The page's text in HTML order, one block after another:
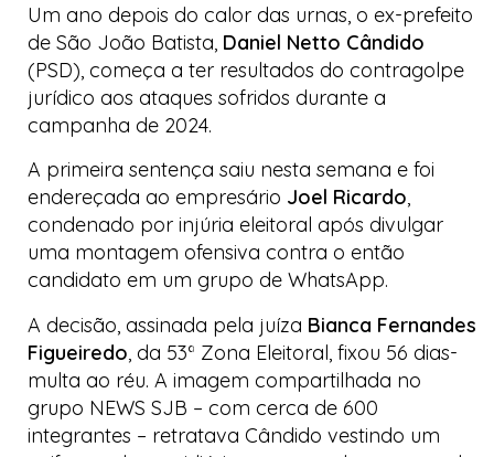
Um ano depois do calor das urnas, o ex-prefeito
de São João Batista, Daniel Netto Cândido
(PSD), começa a ter resultados do contragolpe
jurídico aos ataques sofridos durante a
campanha de 2024.
A primeira sentença saiu nesta semana e foi
endereçada ao empresário Joel Ricardo,
condenado por injúria eleitoral após divulgar
uma montagem ofensiva contra o então
candidato em um grupo de WhatsApp.
A decisão, assinada pela juíza Bianca Fernandes
Figueiredo , da 53ª Zona Eleitoral, fixou 56 dias-
multa ao réu. A imagem compartilhada no
grupo NEWS SJB – com cerca de 600
integrantes – retratava Cândido vestindo um